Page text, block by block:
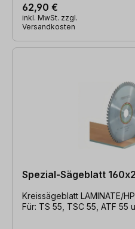
62,90 €
inkl. MwSt. zzgl.
Versandkosten
Spezial-Sägeblatt
Kreissägeblatt LAMINATE/
Für: TS 55, TSC 55, ATF 55